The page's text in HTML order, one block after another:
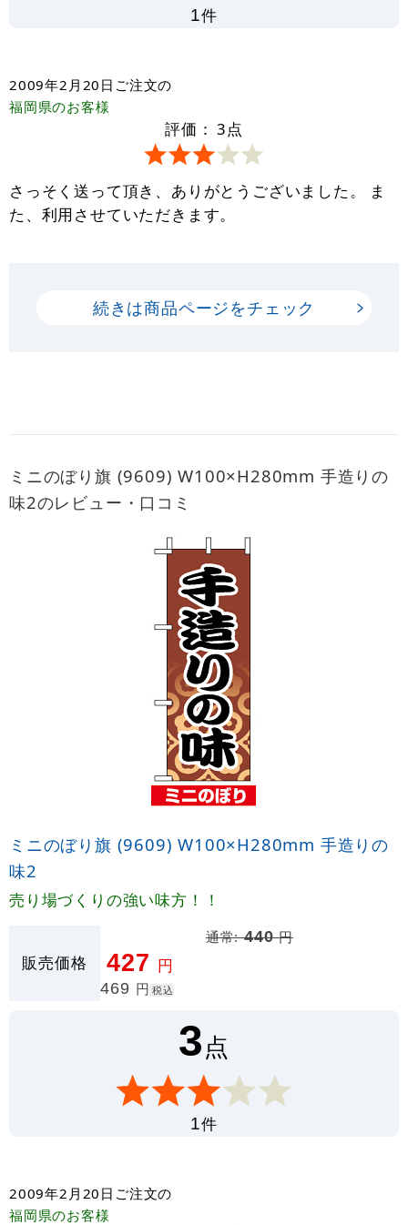
1件
2009年2月20日 ご注文の
福岡県のお客様
評価： 3点
さっそく送って頂き、ありがとうございました。 ま
た、利用させていただきます。
続きは商品ページをチェック
ミニのぼり旗 (9609) W100×H280mm 手造りの
味2のレビュー・口コミ
ミニのぼり旗 (9609) W100×H280mm 手造りの
味2
売り場づくりの強い味方！！
販売価格
通常:440円
427 円
469 円 税込
3点
1件
2009年2月20日 ご注文の
福岡県のお客様